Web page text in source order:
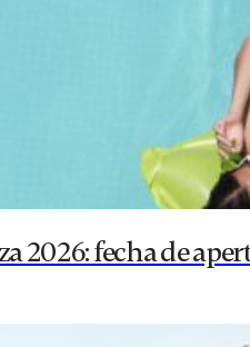
2026: fecha de